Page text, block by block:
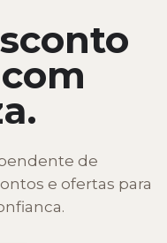
de
e ofertas para